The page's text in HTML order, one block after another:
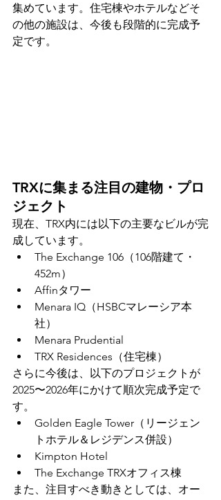
集めています。住宅棟やホテルなどそ
の他の施設は、今後も段階的に完成予
定です。
TRXに集まる注目の建物・プロ
ジェクト
現在、TRX内には以下の主要なビルが完
成しています。
The Exchange 106（106階建て・
452m）
Affinタワー
Menara IQ（HSBCマレーシア本
社）
Menara Prudential
TRX Residences（住宅棟）
さらに今後は、以下のプロジェクトが
2025〜2026年にかけて順次完成予定で
す。
Golden Eagle Tower（リージェン
トホテル＆レジデンス併設）
Kimpton Hotel
The Exchange TRXオフィス棟
また、注目すべき動きとしては、オー